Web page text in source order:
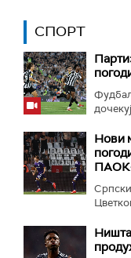
СПОРТ
Нови
ПАОК-